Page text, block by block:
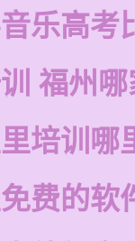
乐高考
福州
培训哪
费的软